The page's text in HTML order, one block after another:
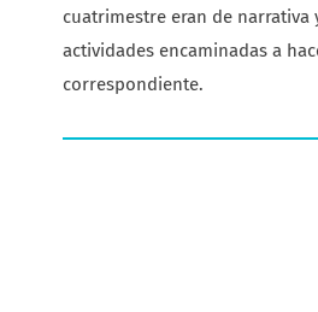
cuatrimestre eran de
actividades encaminadas a
correspondiente.